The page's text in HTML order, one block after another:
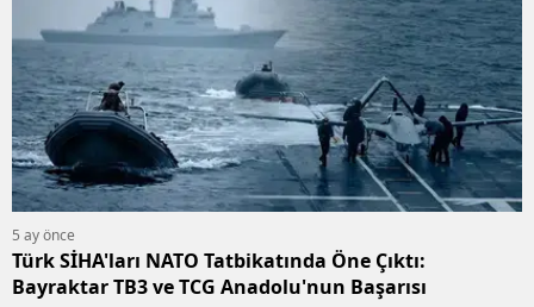
5 ay önce
Türk SİHA'ları NATO Tatbikatında Öne Çıktı:
Bayraktar TB3 ve TCG Anadolu'nun Başarısı